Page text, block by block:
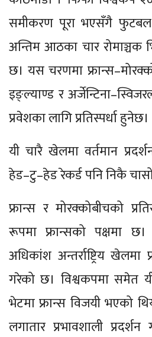
समीकरण पूरा भएसँगै
अन्तिम आठका चार रोमाञ्चक
छ। यस चरणमा
इङ्ल्याण्ड र
प्रवेशका लागि प्रतिस्पर्धा हुनेछ।
यी चारै खेलमा वर्तमान
हेड–टु–हेड रेकर्ड पनि निकै
फ्रान्स र मोरक्कोबीचको
रूपमा फ्रान्सको पक्षमा
अधिकांश अन्तर्राष्ट्रिय
गरेको छ। विश्वकपमा समेत
भेटमा फ्रान्स विजयी भएको
लगातार प्रभावशाली